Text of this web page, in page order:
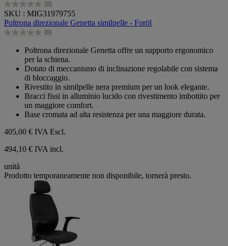
(0)
0.0
su
5
stelle.
SKU : MIG31979755
Poltrona direzionale Genetta similpelle - Foröl
(0)
0.0
Poltrona direzionale Genetta offre un supporto ergonomico
per la schiena.
Dotato di meccanismo di inclinazione regolabile con sistema
di bloccaggio.
Rivestito in similpelle nera premium per un look elegante.
Bracci fissi in alluminio lucido con rivestimento imbottito per
un maggiore comfort.
Base cromata ad alta resistenza per una maggiore durata.
405,00 € IVA Escl.
494,10 € IVA incl.
unità
Prodotto temporaneamente non disponibile, tornerà presto.